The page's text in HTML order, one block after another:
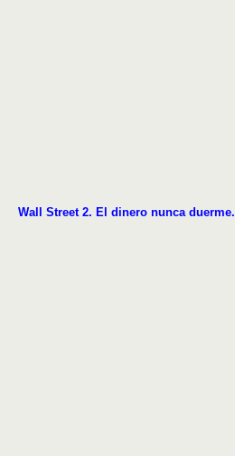
Wall Street 2. El dinero nunca duerme.